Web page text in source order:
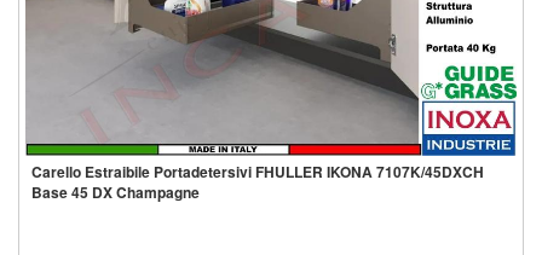
Carello Estraibile Portadetersivi FHULLER IKONA 7107K/45DXCH
Base 45 DX Champagne